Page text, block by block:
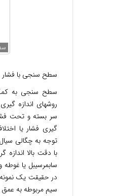
سطح سنجی با فشار
سطح سنجی به کمک
روشهای اندازه
سر بسته و تحت
گیری فشار یا
توجه به چگالی
با دقت بالا
سابمرسیبل یا
در حقیقت یک
سیم مربوطه به